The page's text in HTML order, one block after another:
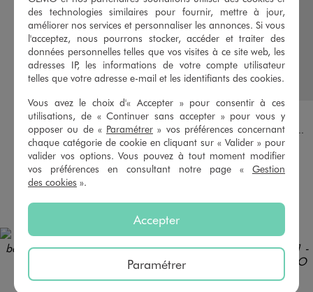
Disponible en 4 coloris
BLEU STANDARD
BLEU STANDARD
NOIR STANDARD
Jean slim extensible bébé garçon
9,99 €
4.5/5 de moyenne
(21 avis)
Disponible en 5 coloris
Pantalon chino avec taille ajustable bébé garçon
12,99 €
des technologies similaires pour fournir, mettre à jour,
améliorer nos services et personnaliser les annonces. Si vous
l'acceptez, nous pourrons stocker, accéder et traiter des
données personnelles telles que vos visites à ce site web, les
adresses IP, les informations de votre compte utilisateur
telles que votre adresse e-mail et les identifiants des cookies.
Vous avez le choix d'« Accepter » pour consentir à ces
utilisations, de « Continuer sans accepter » pour vous y
opposer ou de « Paramétrer » vos préférences concernant
chaque catégorie de cookie en cliquant sur « Valider » pour
valider vos options. Vous pouvez à tout moment modifier
vos préférences en consultant notre page « Gestion
des cookies ».
Accepter
Paramétrer